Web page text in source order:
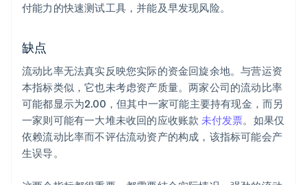
付能力的快速测试工具，并能及早发现风险。
缺点
流动比率无法真实反映您实际的资金回旋余地。与营运资
本指标类似，它也未考虑资产质量。两家公司的流动比率
可能都显示为2.00，但其中一家可能主要持有现金，而另
一家则可能有一大堆未收回的应收账款 未付发票。如果仅
依赖流动比率而不评估流动资产的构成，该指标可能会产
生误导。